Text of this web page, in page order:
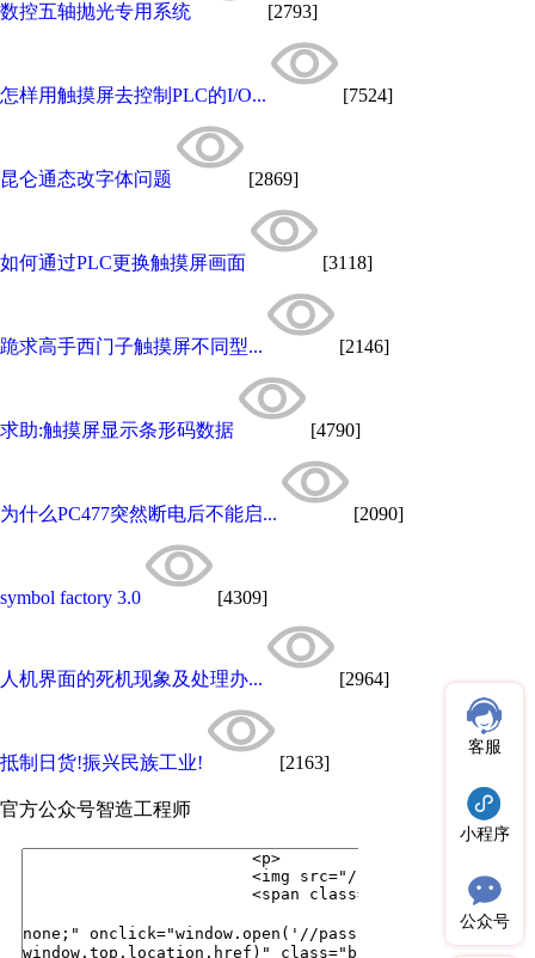
数控五轴抛光专用系统 [2793]
怎样用触摸屏去控制PLC的I/O... [7524]
昆仑通态改字体问题 [2869]
如何通过PLC更换触摸屏画面 [3118]
跪求高手西门子触摸屏不同型... [2146]
求助:触摸屏显示条形码数据 [4790]
为什么PC477突然断电后不能启... [2090]
symbol factory 3.0 [4309]
人机界面的死机现象及处理办... [2964]
抵制日货!振兴民族工业! [2163]
官方公众号智造工程师
客服
小程序
公众号